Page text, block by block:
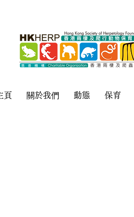
頁 關於我們 動態 保育